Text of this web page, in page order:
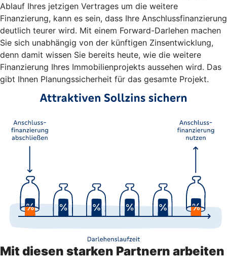
Ablauf Ihres jetzigen Vertrages um die weitere
Finanzierung, kann es sein, dass Ihre Anschlussfinanzierung
deutlich teurer wird. Mit einem Forward-Darlehen machen
Sie sich unabhängig von der künftigen Zinsentwicklung,
denn damit wissen Sie bereits heute, wie die weitere
Finanzierung Ihres Immobilienprojekts aussehen wird. Das
gibt Ihnen Planungssicherheit für das gesamte Projekt.
Mit diesen starken Partnern arbeiten